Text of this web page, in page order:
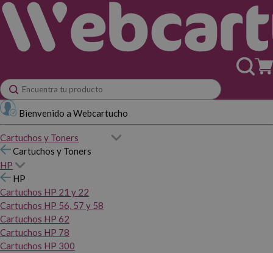
Bienvenido a Webcartucho
Cartuchos y Toners
Cartuchos y Toners
HP
HP
Cartuchos HP 21 y 22
Cartuchos HP 56, 57 y 58
Cartuchos HP 62
Cartuchos HP 78
Cartuchos HP 300